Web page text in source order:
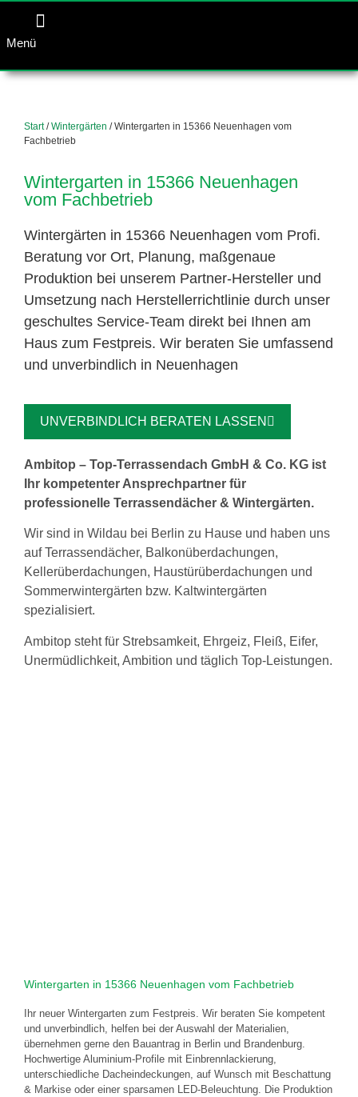
Menü
Start/Wintergärten / Wintergarten in 15366 Neuenhagen vom
Fachbetrieb
Wintergarten in 15366 Neuenhagen
vom Fachbetrieb
Wintergärten in 15366 Neuenhagen vom Profi.
Beratung vor Ort, Planung, maßgenaue
Produktion bei unserem Partner-Hersteller und
Umsetzung nach Herstellerrichtlinie durch unser
geschultes Service-Team direkt bei Ihnen am
Haus zum Festpreis. Wir beraten Sie umfassend
und unverbindlich in Neuenhagen
UNVERBINDLICH BERATEN LASSEN
Ambitop – Top-Terrassendach GmbH & Co. KG ist
Ihr kompetenter Ansprechpartner für
professionelle Terrassendächer & Wintergärten.
Wir sind in Wildau bei Berlin zu Hause und haben uns
auf Terrassendächer, Balkonüberdachungen,
Kellerüberdachungen, Haustürüberdachungen und
Sommerwintergärten bzw. Kaltwintergärten
spezialisiert.
Ambitop steht für Strebsamkeit, Ehrgeiz, Fleiß, Eifer,
Unermüdlichkeit, Ambition und täglich Top-Leistungen.
Wintergarten in 15366 Neuenhagen vom Fachbetrieb
Ihr neuer Wintergarten zum Festpreis. Wir beraten Sie kompetent
und unverbindlich, helfen bei der Auswahl der Materialien,
übernehmen gerne den Bauantrag in Berlin und Brandenburg.
Hochwertige Aluminium-Profile mit Einbrennlackierung,
unterschiedliche Dacheindeckungen, auf Wunsch mit Beschattung
& Markise oder einer sparsamen LED-Beleuchtung. Die Produktion